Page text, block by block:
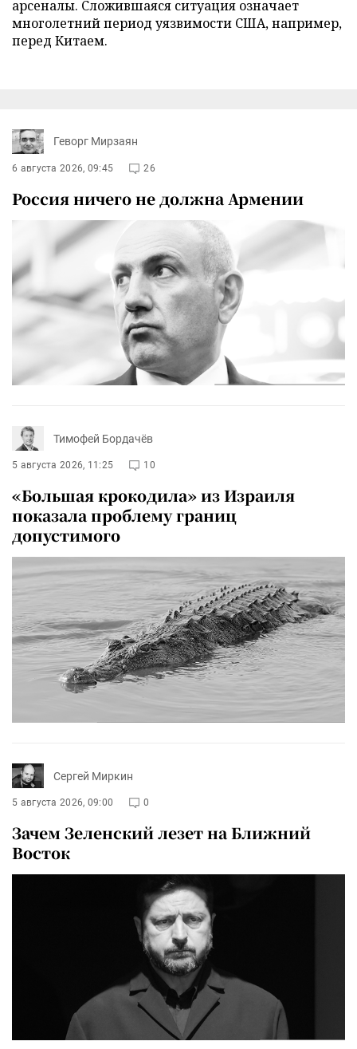
арсеналы. Сложившаяся ситуация означает
многолетний период уязвимости США, например,
перед Китаем.
Геворг Мирзаян
6 августа 2026, 09:45 26
Россия ничего не должна Армении
Тимофей Бордачёв
5 августа 2026, 11:25 10
«Большая крокодила» из Израиля
показала проблему границ
допустимого
Сергей Миркин
5 августа 2026, 09:00 0
Зачем Зеленский лезет на Ближний
Восток